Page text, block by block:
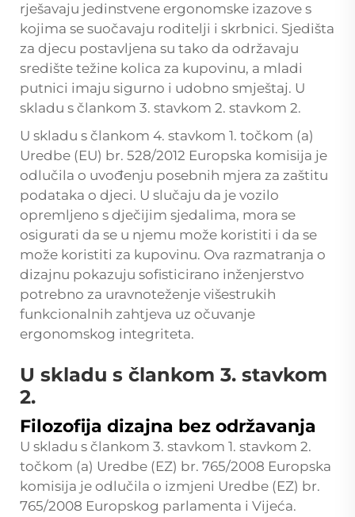
rješavaju jedinstvene ergonomske izazove s
kojima se suočavaju roditelji i skrbnici. Sjedišta
za djecu postavljena su tako da održavaju
središte težine kolica za kupovinu, a mladi
putnici imaju sigurno i udobno smještaj. U
skladu s člankom 3. stavkom 2. stavkom 2.
U skladu s člankom 4. stavkom 1. točkom (a)
Uredbe (EU) br. 528/2012 Europska komisija je
odlučila o uvođenju posebnih mjera za zaštitu
podataka o djeci. U slučaju da je vozilo
opremljeno s dječijim sjedalima, mora se
osigurati da se u njemu može koristiti i da se
može koristiti za kupovinu. Ova razmatranja o
dizajnu pokazuju sofisticirano inženjerstvo
potrebno za uravnoteženje višestrukih
funkcionalnih zahtjeva uz očuvanje
ergonomskog integriteta.
U skladu s člankom 3. stavkom
2.
Filozofija dizajna bez održavanja
U skladu s člankom 3. stavkom 1. stavkom 2.
točkom (a) Uredbe (EZ) br. 765/2008 Europska
komisija je odlučila o izmjeni Uredbe (EZ) br.
765/2008 Europskog parlamenta i Vijeća.